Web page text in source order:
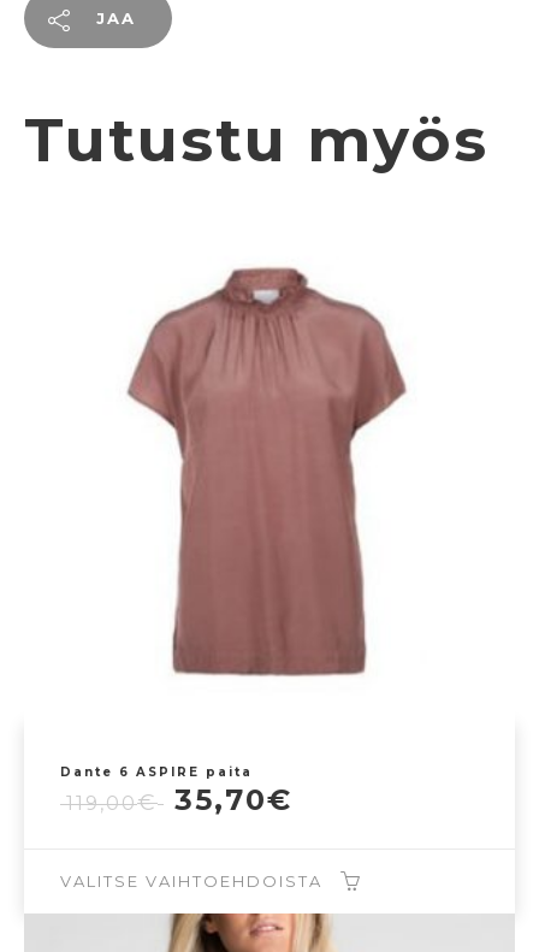
JAA
Tutustu myös
Dante 6 ASPIRE paita
119,00€
Alkuperäinen
119,00€.
35,70€
35,70€.
VALITSE VAIHTOEHDOISTA